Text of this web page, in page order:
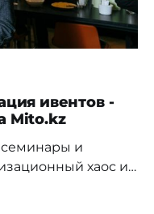
ивентов -
Mito.kz
семинары и
хаос и
эксперту по